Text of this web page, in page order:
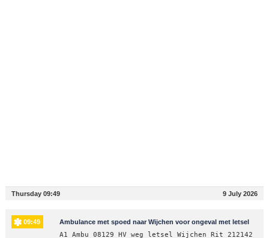
Thursday 09:49 9 July 2026
09:49 Ambulance met spoed naar Wijchen voor ongeval met letsel
A1 Ambu 08129 HV weg letsel Wijchen Rit 212142